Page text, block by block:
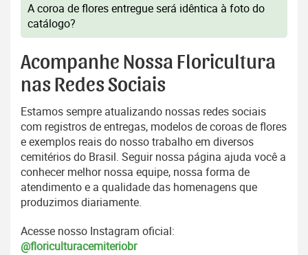
A coroa de flores entregue será idêntica à foto do
catálogo?
Acompanhe Nossa Floricultura
nas Redes Sociais
Estamos sempre atualizando nossas redes sociais
com registros de entregas, modelos de coroas de flores
e exemplos reais do nosso trabalho em diversos
cemitérios do Brasil. Seguir nossa página ajuda você a
conhecer melhor nossa equipe, nossa forma de
atendimento e a qualidade das homenagens que
produzimos diariamente.
Acesse nosso Instagram oficial:
@floriculturacemiteriobr